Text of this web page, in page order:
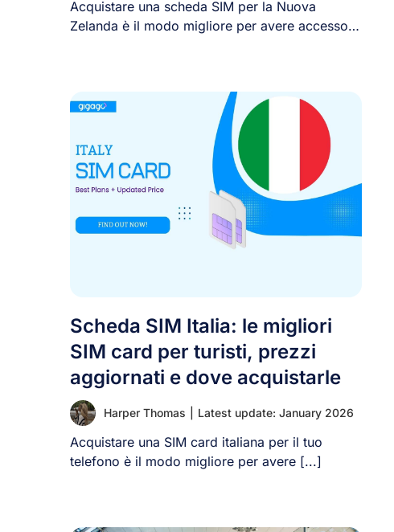
Acquistare una scheda SIM per la Nuova
Zelanda è il modo migliore per avere accesso
Scheda SIM Italia: le migliori
SIM card per turisti, prezzi
aggiornati e dove acquistarle
Harper Thomas Latest update: January 2026
Acquistare una SIM card italiana per il tuo
telefono è il modo migliore per avere [...]